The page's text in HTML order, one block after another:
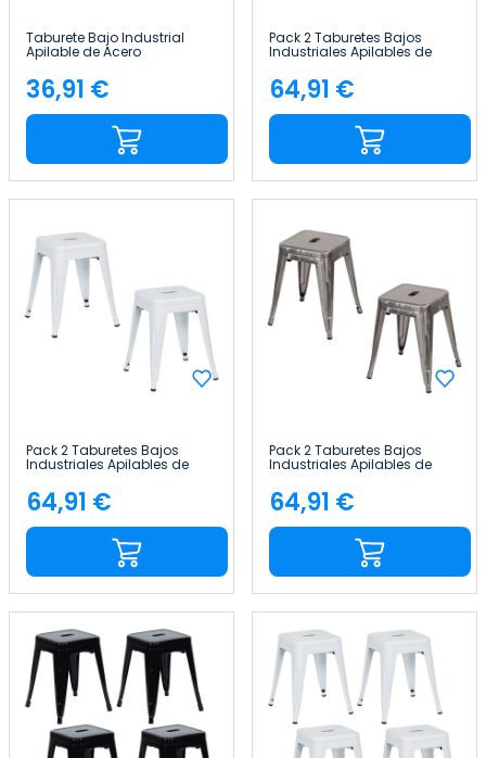
Taburete Bajo Industrial
Apilable de Acero
Precio
36,91 €
Pack 2 Taburetes Bajos
Industriales Apilables de
Home
Precio
64,91 €
Pack 2 Taburetes Bajos
Industriales Apilables de
Acero 38x38x46cm Thinia
Home
Precio
64,91 €
Pack 2 Taburetes Bajos
Industriales Apilables de
Acero 38x38x46cm Thinia
Home
Precio
64,91 €